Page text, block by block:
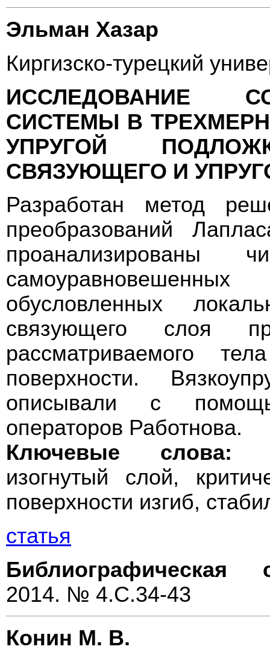
Эльман Хазар
Киргизско-турецкий
ИССЛЕДОВАНИЕ
СИСТЕМЫ В
УПРУГОЙ
СВЯЗУЮЩЕГО И
Разработан метод
преобразований
проанализированы
обусловленных
связующего слоя
рассматриваемого
поверхности.
описывали с
операторов Работнова.
Ключевые слова:
изогнутый слой,
поверхности изгиб,
статья
Библиографическая
2014. № 4.С.34-43
Конин М. В.